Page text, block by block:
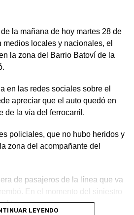
la mañana de hoy martes 28 de
medios locales y nacionales, el
la zona del Barrio Batoví de la
en las redes sociales sobre el
apreciar que el auto quedó en
de la vía del ferrocarril.
policiales, que no hubo heridos y
zona del acompañante del
de pasajeros de la línea que va
En el momento del siniestro
el tren.
LEYENDO